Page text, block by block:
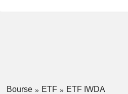
Bourse ETF ETF IWDA